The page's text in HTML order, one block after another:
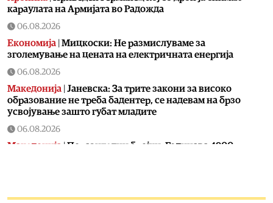
караулата на Армијата во Радожда
06.08.2026
Економија Мицкоски: Не размислуваме за
зголемување на цената на електричната енергија
06.08.2026
Македонија Јаневска: За трите закони за високо
образование не треба бадентер, се надевам на брзо
усвојување зашто губат младите
06.08.2026
Македонија |Поразителни бројки: Годинава 4900